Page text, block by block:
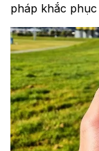
pháp khắc